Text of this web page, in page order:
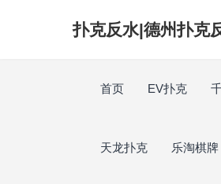
扑克反水|德州扑克
首页 EV扑克
天龙扑克 乐淘棋牌